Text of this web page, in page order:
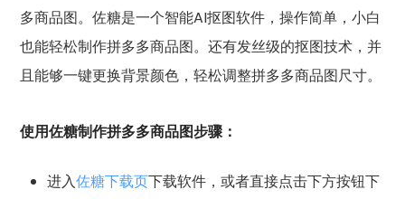
多商品图。佐糖是一个智能AI抠图软件，操作简单，小白
也能轻松制作拼多多商品图。还有发丝级的抠图技术，并
且能够一键更换背景颜色，轻松调整拼多多商品图尺寸。
使用佐糖制作拼多多商品图步骤：
进入佐糖下载页下载软件，或者直接点击下方按钮下